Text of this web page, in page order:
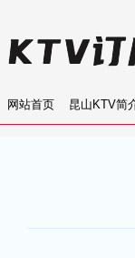
网站首页 昆山KTV简